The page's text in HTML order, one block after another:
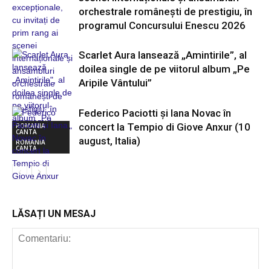
ROMANIA
CANTA
orchestrale românești de prestigiu, în
programul Concursului Enescu 2026
ROMANIA
CANTA
Scarlet Aura lansează „Amintirile”, al
doilea single de pe viitorul album „Pe
Aripile Vântului”
Federico Paciotti și Iana Novac în
concert la Tempio di Giove Anxur (10
august, Italia)
LĂSAȚI UN MESAJ